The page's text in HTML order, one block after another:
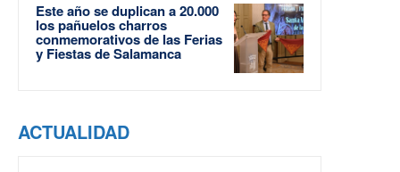
Este año se duplican a 20.000
los pañuelos charros
conmemorativos de las Ferias
y Fiestas de Salamanca
ACTUALIDAD